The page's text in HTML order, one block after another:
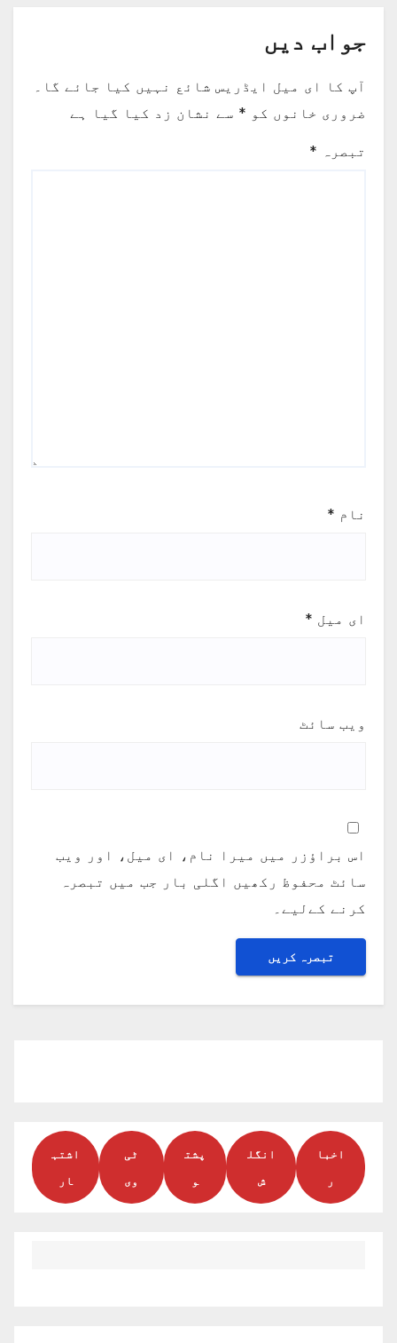
جواب دیں
آپ کا ای میل ایڈریس شائع نہیں کیا جائے گا۔
ضروری خانوں کو * سے نشان زد کیا گیا ہے
تبصرہ *
نام *
ای میل *
ویب‌ سائٹ
اس براؤزر میں میرا نام، ای میل، اور ویب
سائٹ محفوظ رکھیں اگلی بار جب میں تبصرہ
کرنے کےلیے۔
اخبا
ر
انگل
ش
پشت
و
ٹی
وی
اشتہ
ار